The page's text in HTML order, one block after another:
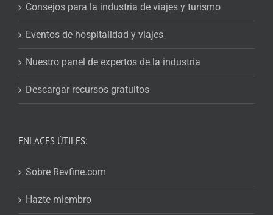
Consejos para la industria de viajes y turismo
Eventos de hospitalidad y viajes
Nuestro panel de expertos de la industria
Descargar recursos gratuitos
ENLACES ÚTILES:
Sobre Revfine.com
Hazte miembro